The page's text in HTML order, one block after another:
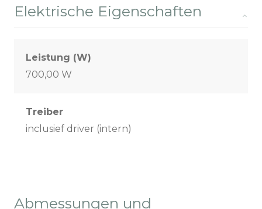
Elektrische Eigenschaften
Leistung (W)
700,00 W
Treiber
inclusief driver (intern)
Abmessungen und